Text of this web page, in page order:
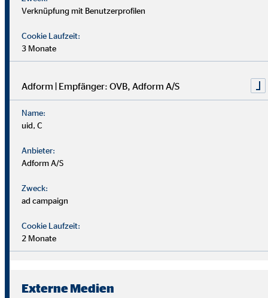
Wir suchen Persönlichkeiten mit Charakter, die aus dem
Du musst kein Finanzprofi sein – unsere Ausbildung bereitet
Verknüpfung mit Benutzerprofilen
Cookie Laufzeit:
3 Monate
Adform | Empfänger: OVB, Adform A/S
Name:
uid, C
Anbieter:
Adform A/S
Zweck:
ad campaign
Cookie Laufzeit:
2 Monate
Externe Medien